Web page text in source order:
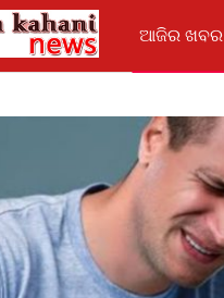
ଆଜିର ଖବର